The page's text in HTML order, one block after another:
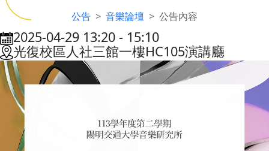
公告 音樂論壇
公告內容
::: 2025-04-29 13:20 ‐ 15:10
光復校區人社三館一樓HC105演講廳